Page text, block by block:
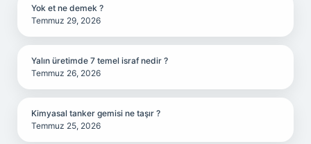
Yok et ne demek ?
Temmuz 29, 2026
Yalın üretimde 7 temel israf nedir ?
Temmuz 26, 2026
Kimyasal tanker gemisi ne taşır ?
Temmuz 25, 2026